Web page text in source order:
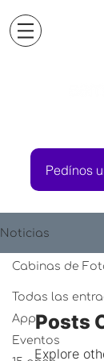
Pedínos
Noticias
Todas las
App
Eventos
Cabinas de
Posts
Explore